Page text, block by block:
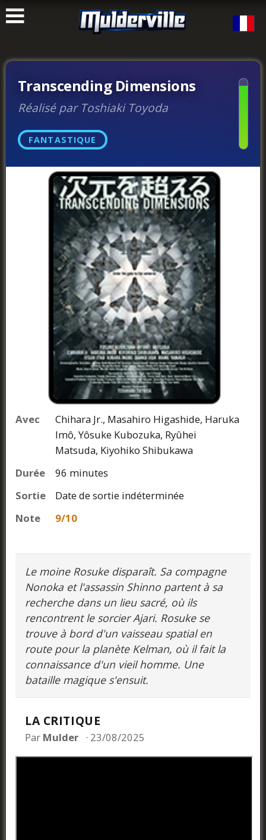
ࠑ
Transcending Dimensions
Réalisé par Toshiaki Toyoda
FANTASTIQUE
Avec
Chihara Jr., Masahiro Higashide, Haruka
Imô, Yôsuke Kubozuka, Ryûhei
Matsuda, Kiyohiko Shibukawa
Durée
96 minutes
Sortie
Date de sortie indéterminée
Note
9/10
Le moine Rosuke disparaît. Sa compagne
Nonoka et l'assassin Shinno partent à sa
recherche dans un lieu sacré, où ils
rencontrent le sorcier Ajari. Rosuke se
trouve à bord d'un vaisseau spatial en
route pour la planète Kelman, où il fait la
connaissance d'un vieil homme. Une
bataille magique s'ensuit.
LA CRITIQUE
Par Mulder 23/08/2025